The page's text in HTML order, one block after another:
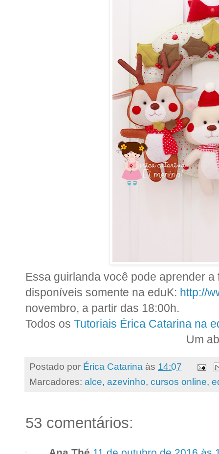
Essa guirlanda você pode aprender
disponíveis somente na eduK: http://
novembro, a partir das 18:00h.
Todos os Tutoriais Érica Catarina na
Um
Postado por Érica Catarina às 14:07
Marcadores: alce, azevinho, cursos online,
53 comentários: